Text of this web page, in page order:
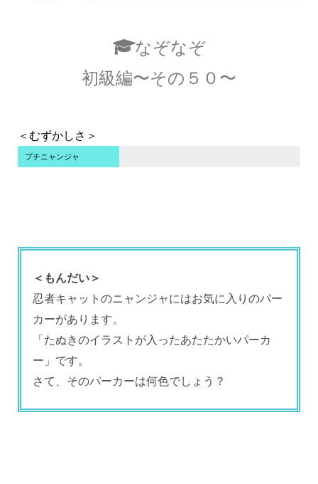
なぞなぞ
初級編〜その５０〜
＜むずかしさ＞
プチニャンジャ
＜もんだい＞
忍者キャットのニャンジャにはお気に入りのパー
カーがあります。
「たぬきのイラストが入ったあたたかいパーカ
ー」です。
さて、そのパーカーは何色でしょう？